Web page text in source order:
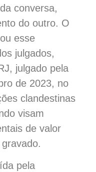
conversa,
do outro. O
esse
julgados,
julgado pela
de 2023, no
clandestinas
visam
de valor
pela